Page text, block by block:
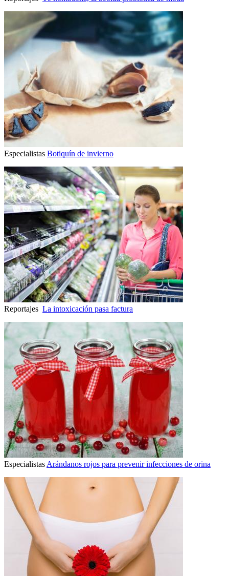
Especialistas Botiquín de invierno
Reportajes La intoxicación pasa factura
Especialistas Arándanos rojos para prevenir infecciones de orina